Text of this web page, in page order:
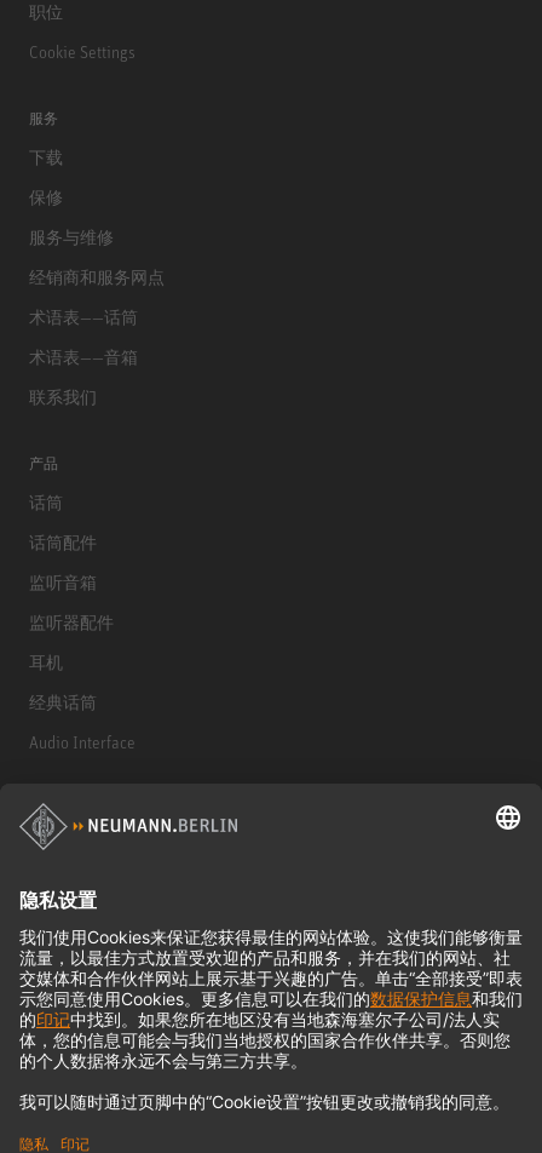
职位
Cookie Settings
服务
下载
保修
服务与维修
经销商和服务网点
术语表——话筒
术语表——音箱
联系我们
产品
话筒
话筒配件
监听音箱
监听器配件
耳机
经典话筒
Audio Interface
© 2018 - 2026Georg Neumann GmbH
Privacy policy